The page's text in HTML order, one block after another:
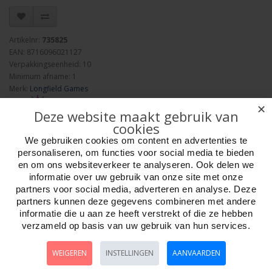
Artikelnr: 735825
EAN: 8716096021127
Verpakkingseenheid: 10
Minimum afname: 1
Merk: Longfield Games
Aantal
Bestellen
Omschrijving Foto hoge resolutie Details
✕
Deze website maakt gebruik van
cookies
We gebruiken cookies om content en advertenties te
personaliseren, om functies voor social media te bieden
en om ons websiteverkeer te analyseren. Ook delen we
informatie over uw gebruik van onze site met onze
partners voor social media, adverteren en analyse. Deze
partners kunnen deze gegevens combineren met andere
informatie die u aan ze heeft verstrekt of die ze hebben
verzameld op basis van uw gebruik van hun services.
WEIGEREN INSTELLINGEN AANVAARDEN